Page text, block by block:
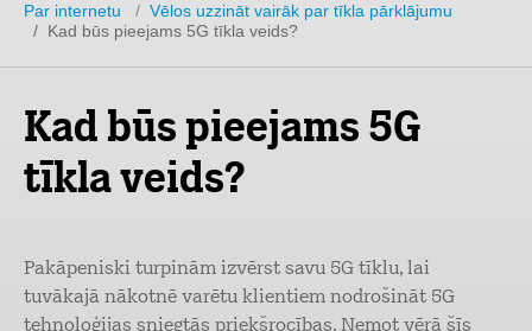
Par internetu / Vēlos uzzināt vairāk par tīkla pārklājumu
/ Kad būs pieejams 5G tīkla veids?
Kad būs pieejams 5G
tīkla veids?
Pakāpeniski turpinām izvērst savu 5G tīklu, lai
tuvākajā nākotnē varētu klientiem nodrošināt 5G
tehnoloģijas sniegtās priekšrocības. Ņemot vērā šīs